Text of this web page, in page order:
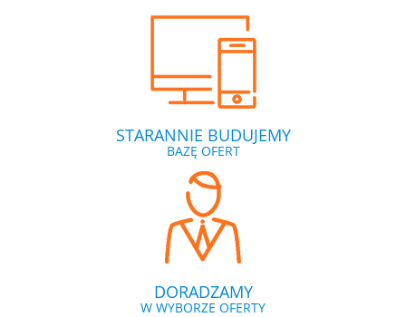
STARANNIE BUDUJEMY
BAZĘ OFERT
DORADZAMY
W WYBORZE OFERTY